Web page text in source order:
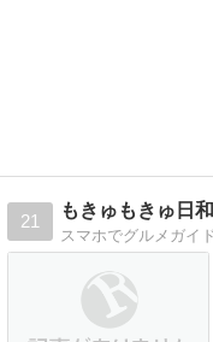
21
もきゅもきゅ日和